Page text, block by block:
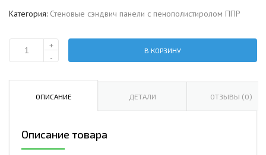
Категория: Стеновые сэндвич панели с пенополистиролом ППР
Количество
сэндвич-
ширина
1000
+
-
В КОРЗИНУ
ОПИСАНИЕ ДЕТАЛИ ОТЗЫВЫ (0)
Описание товара